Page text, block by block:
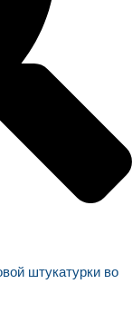
штукатурки во